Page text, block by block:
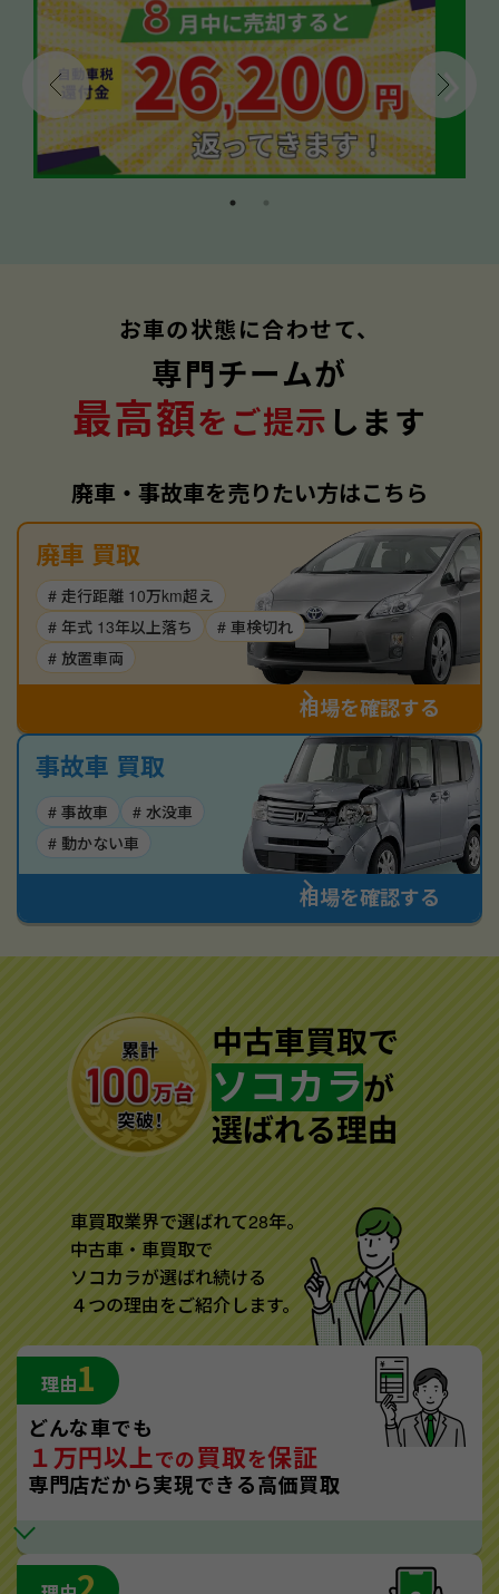
お車の状態に合わせて、
専門チームが
最高額をご提示 します
廃車・事故車を売りたい方はこちら
廃車 買取
# 走行距離 10万km超え
# 年式 13年以上落ち
# 車検切れ
# 放置車両
相場を確認する
事故車 買取
# 事故車
# 水没車
# 動かない車
相場を確認する
中古車買取で
ソコカラが
選ばれる理由
車買取業界で選ばれて28年。
中古車・車買取で
ソコカラが選ばれ続ける
４つの理由をご紹介します。
理由1
どんな車でも
１万円以上での買取を保証
専門店だから実現できる高価買取